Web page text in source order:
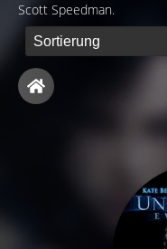
Scott Speedman.